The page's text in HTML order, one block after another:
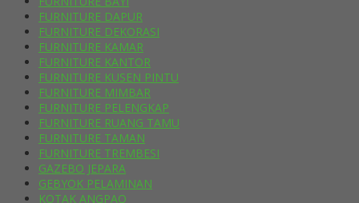
FURNITURE DAPUR
FURNITURE DEKORASI
FURNITURE KAMAR
FURNITURE KANTOR
FURNITURE KUSEN PINTU
FURNITURE MIMBAR
FURNITURE PELENGKAP
FURNITURE RUANG TAMU
FURNITURE TAMAN
FURNITURE TREMBESI
GAZEBO JEPARA
GEBYOK PELAMINAN
KOTAK ANGPAO